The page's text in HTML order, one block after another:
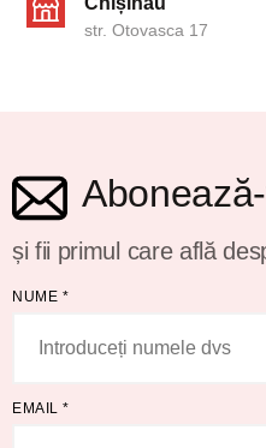
str. Otovasca 17
și fii primul care află
NUME *
EMAIL *